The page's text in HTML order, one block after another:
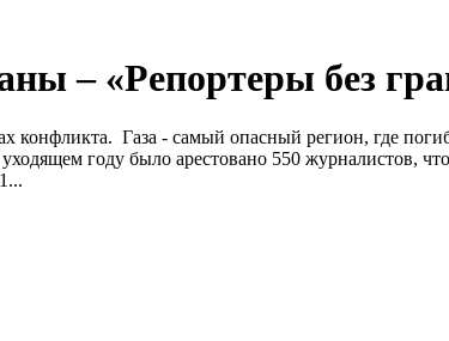
– «Репортеры без
конфликта. Газа - самый опасный регион, где
году было арестовано 550 журналистов,